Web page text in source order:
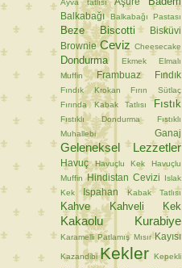
Balkabağı Balkabağı Pastası
Beze Biscotti
Bisküvi
Brownie Ceviz Cheesecake
Dondurma Ekmek
Elmalı
Muffin
Frambuaz Fındık
Fındık Krokan
Fırın Sütlaç
Fırında Kabak Tatlısı
Fıstık
Fıstıklı Dondurma
Fıstıklı
Muhallebi
Ganaj
Geleneksel Lezzetler
Havuç Havuçlu Kek
Havuçlu
Muffin Hindistan Cevizi
Islak
Kek
Ispahan Kabak Tatlısı
Kahve Kahveli Kek
Kakaolu Kurabiye
Karamelli Patlamış Mısır Kayısı
Kazandibi Kekler Kepekli